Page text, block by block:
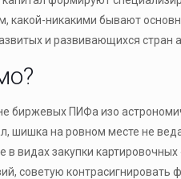
никакими бывают
и развивающихся стран
ПИФа изо
шишка на ровном месте не
видах закупки
советую контрасигнировать